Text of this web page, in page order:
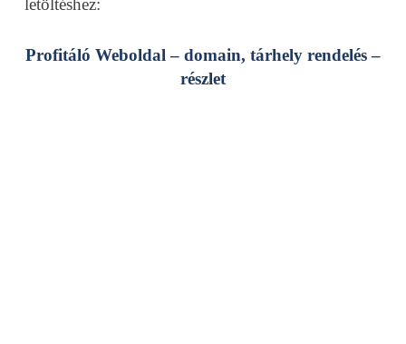
letöltéshez:
Profitáló Weboldal – domain, tárhely rendelés –
részlet